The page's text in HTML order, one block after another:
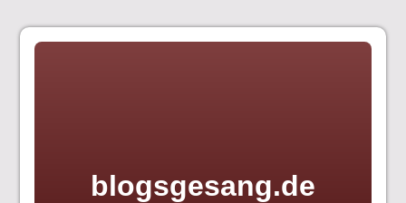
Skip
blogsgesang.de